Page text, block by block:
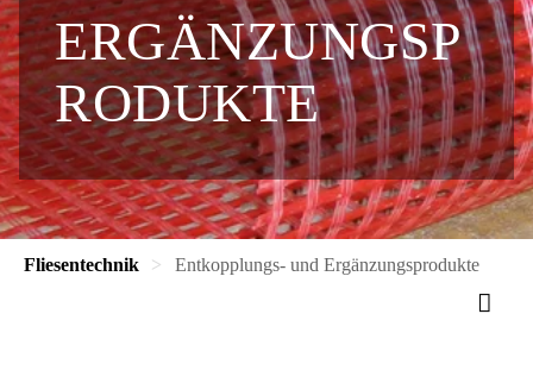
ERGÄNZUNGSP
RODUKTE
Fliesentechnik Entkopplungs- und Ergänzungsprodukte